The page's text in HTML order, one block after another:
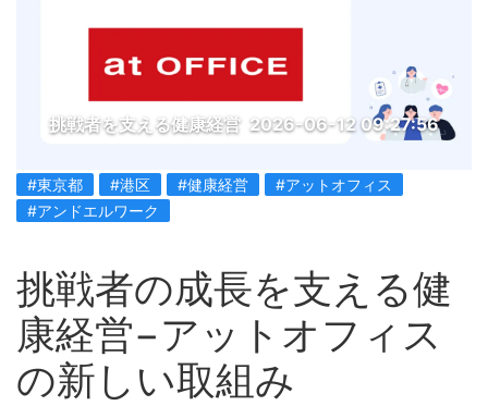
挑戦者を支える健康経営 2026-06-12 09:27:56
#東京都 #港区 #健康経営
#アットオフィス
#アンドエルワーク
挑戦者の成長を支える健
康経営−アットオフィス
の新しい取組み